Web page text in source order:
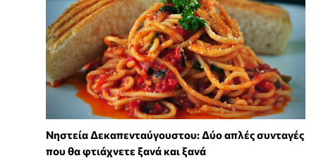
Νηστεία Δεκαπενταύγουστου: Δύο απλές συνταγές
που θα φτιάχνετε ξανά και ξανά